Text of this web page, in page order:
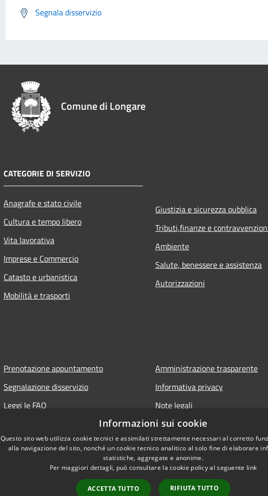
Segnala disservizio
Comune di Longare
CATEGORIE DI SERVIZIO
Anagrafe e stato civile
Cultura e tempo libero
Vita lavorativa
Imprese e Commercio
Catasto e urbanistica
Mobilità e trasporti
Giustizia e sicurezza pubblica
Tributi,finanze e
Ambiente
Salute, benessere e assistenza
Autorizzazioni
Prenotazione appuntamento
Segnalazione disservizio
Leggi le FAQ
Amministrazione trasparente
Informativa privacy
Note legali
Dichiarazione di accessibilità
Informazioni sui cookie
Questo sito web utilizza cookie tecnici e assimilati strettamente necessari al corretto
alla navigazione del sito, nonché un cookie tecnico analitico al solo fine di elaborare
statistiche, aggregate e anonime.
Per maggiori dettagli, può consultare la cookie policy al seguente link
ACCETTA TUTTO RIFIUTA TUTTO